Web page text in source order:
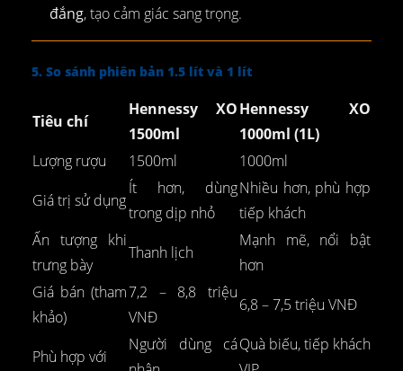
đắng, tạo cảm giác sang trọng.
5. So sánh phiên bản 1.5 lít và 1 lít
Tiêu chí
Hennessy XO
1500ml
Hennessy XO
1000ml (1L)
Lượng rượu
1500ml
1000ml
Giá trị sử dụng
Ít hơn, dùng
trong dịp nhỏ
Nhiều hơn, phù hợp
tiếp khách
Ấn tượng khi
trưng bày
Thanh lịch
Mạnh mẽ, nổi bật
hơn
Giá bán (tham
khảo)
7,2 – 8,8 triệu
VNĐ
6,8 – 7,5 triệu VNĐ
Phù hợp với
Người dùng cáQuà biếu, tiếp khách